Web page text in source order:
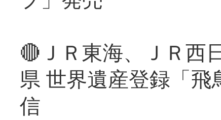
🔴ＪＲ東海、ＪＲ西
県 世界遺産登録「
信